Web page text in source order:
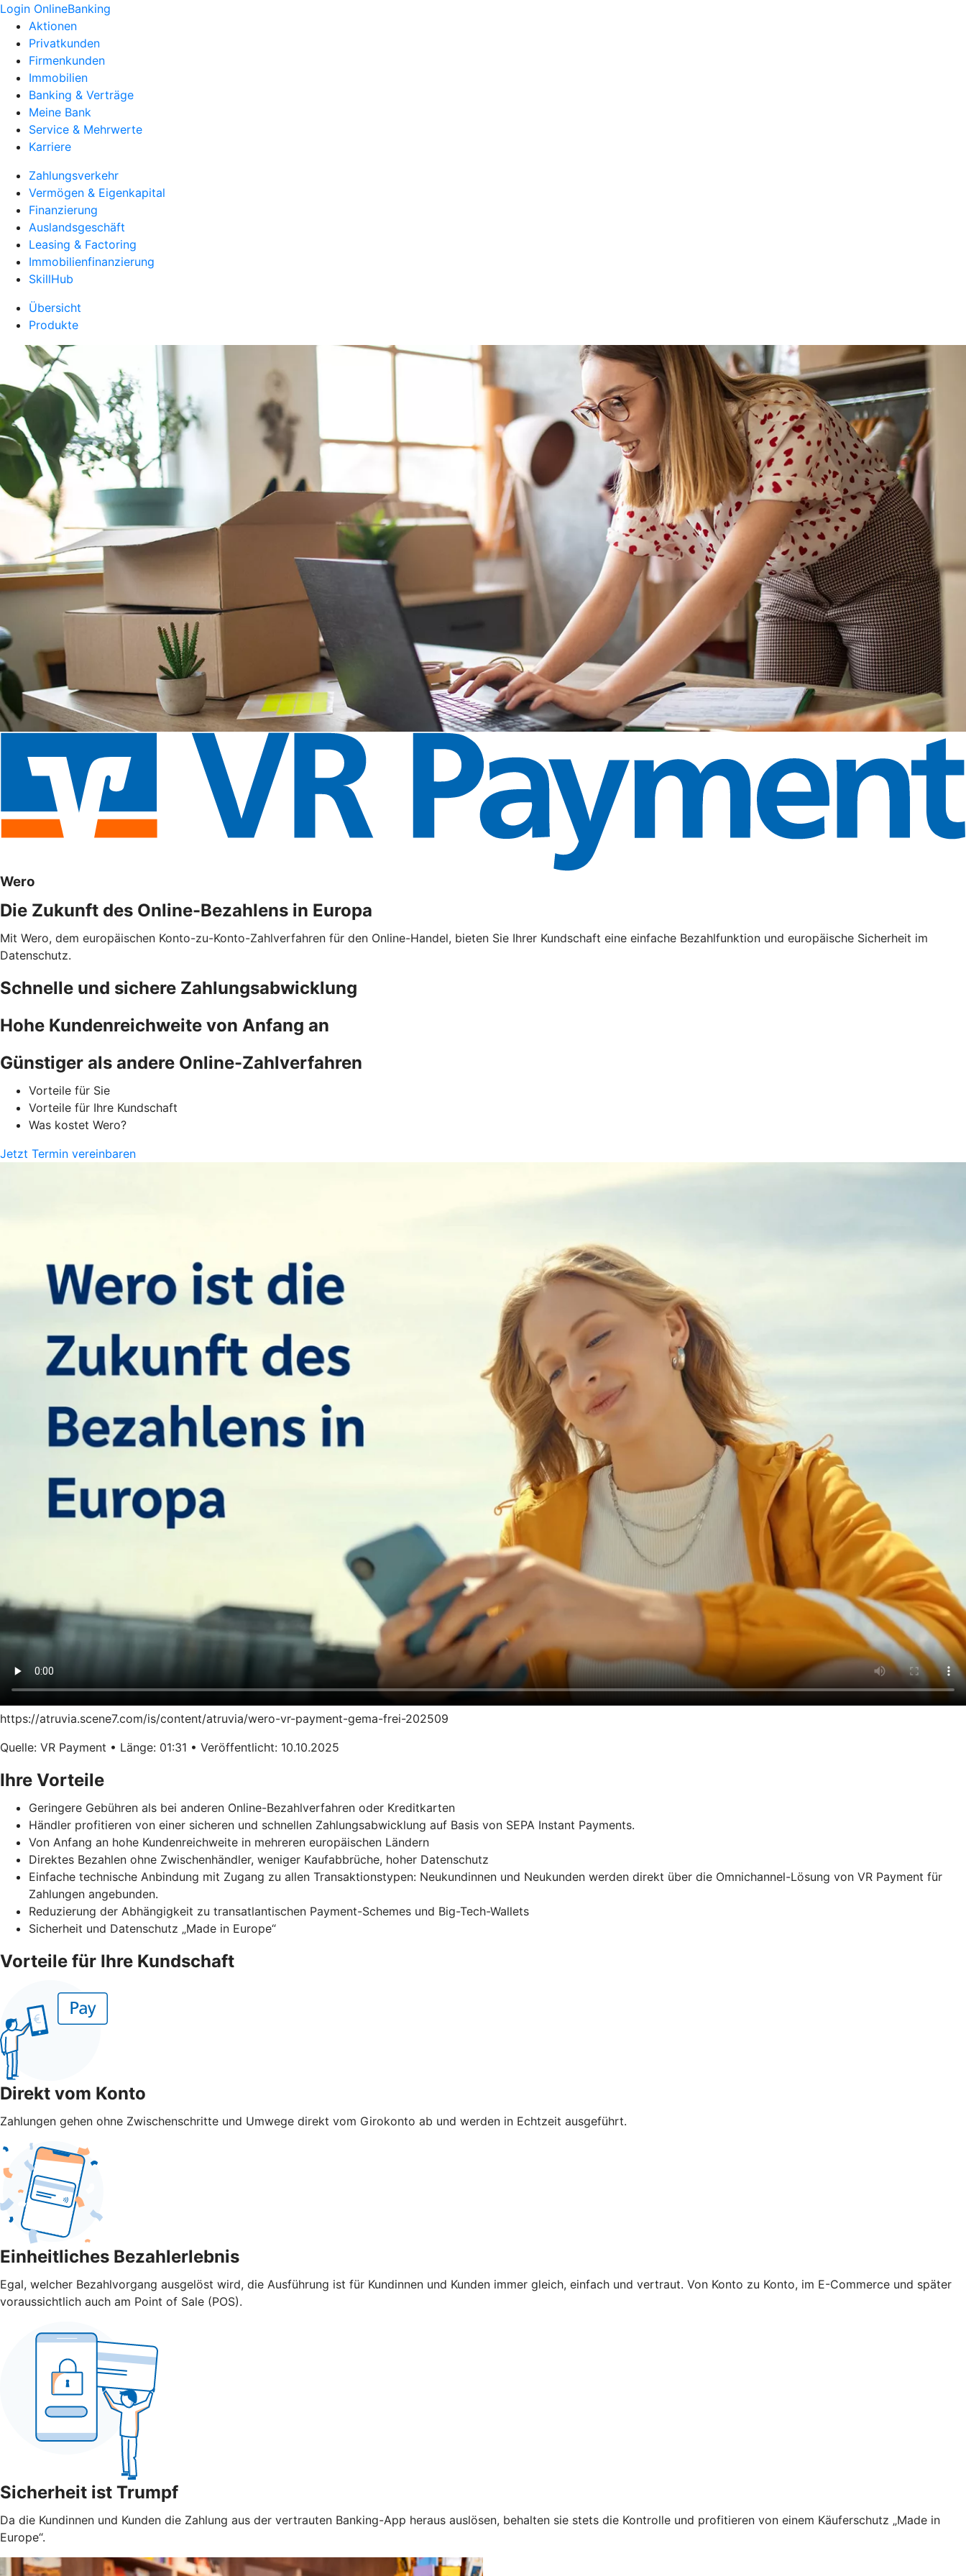
Login OnlineBanking
Aktionen
Privatkunden
Firmenkunden
Immobilien
Banking & Verträge
Meine Bank
Service & Mehrwerte
Karriere
Zahlungsverkehr
Vermögen & Eigenkapital
Finanzierung
Auslandsgeschäft
Leasing & Factoring
Immobilienfinanzierung
SkillHub
Übersicht
Produkte
Wero
Die Zukunft des Online-Bezahlens in Europa
Mit Wero, dem europäischen Konto-zu-Konto-Zahlverfahren für den Online-Handel, bieten Sie Ihrer Kundschaft eine einfache Bezahlfunktion und europäische Sicherheit im
Datenschutz.
Schnelle und sichere Zahlungsabwicklung
Hohe Kundenreichweite von Anfang an
Günstiger als andere Online-Zahlverfahren
Vorteile für Sie
Vorteile für Ihre Kundschaft
Was kostet Wero?
Jetzt Termin vereinbaren
https://atruvia.scene7.com/is/content/atruvia/wero-vr-payment-gema-frei-202509
Quelle: VR Payment • Länge: 01:31 • Veröffentlicht: 10.10.2025
Ihre Vorteile
Geringere Gebühren als bei anderen Online-Bezahlverfahren oder Kreditkarten
Händler profitieren von einer sicheren und schnellen Zahlungsabwicklung auf Basis von SEPA Instant Payments.
Von Anfang an hohe Kundenreichweite in mehreren europäischen Ländern
Direktes Bezahlen ohne Zwischenhändler, weniger Kaufabbrüche, hoher Datenschutz
Einfache technische Anbindung mit Zugang zu allen Transaktionstypen: Neukundinnen und Neukunden werden direkt über die Omnichannel-Lösung von VR Payment für
Zahlungen angebunden.
Reduzierung der Abhängigkeit zu transatlantischen Payment-Schemes und Big-Tech-Wallets
Sicherheit und Datenschutz „Made in Europe“
Vorteile für Ihre Kundschaft
Direkt vom Konto
Zahlungen gehen ohne Zwischenschritte und Umwege direkt vom Girokonto ab und werden in Echtzeit ausgeführt.
Einheitliches Bezahlerlebnis
Egal, welcher Bezahlvorgang ausgelöst wird, die Ausführung ist für Kundinnen und Kunden immer gleich, einfach und vertraut. Von Konto zu Konto, im E-Commerce und später
voraussichtlich auch am Point of Sale (POS).
Sicherheit ist Trumpf
Da die Kundinnen und Kunden die Zahlung aus der vertrauten Banking-App heraus auslösen, behalten sie stets die Kontrolle und profitieren von einem Käuferschutz „Made in
Europe“.